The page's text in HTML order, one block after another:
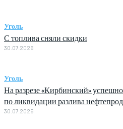
Уголь
С топлива сняли скидки
30.07.2026
Уголь
На разрезе «Кирбинский»
по ликвидации разлива
30.07.2026